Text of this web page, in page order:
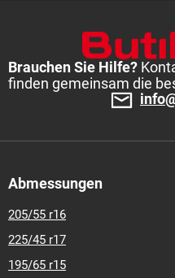
Brauchen Sie Hilfe?
finden gemeinsam die
Abmessungen
205/55 r16
225/45 r17
195/65 r15